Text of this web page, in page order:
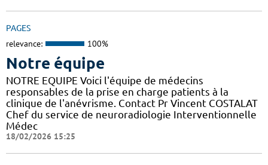
PAGES
relevance: 100%
Notre équipe
NOTRE EQUIPE Voici l'équipe de médecins
responsables de la prise en charge patients à la
clinique de l'anévrisme. Contact Pr Vincent COSTALAT
Chef du service de neuroradiologie Interventionnelle
Médec
18/02/2026 15:25